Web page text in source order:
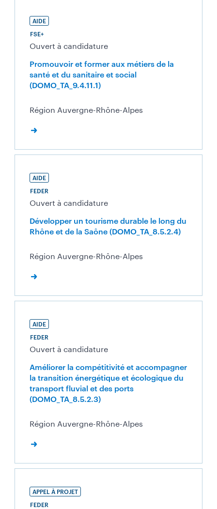
AIDE
FSE+
Ouvert à candidature
Promouvoir et former aux métiers de la
santé et du sanitaire et social
(DOMO_TA_9.4.11.1)
Région Auvergne-Rhône-Alpes
AIDE
FEDER
Ouvert à candidature
Développer un tourisme durable le long du
Rhône et de la Saône (DOMO_TA_8.5.2.4)
Région Auvergne-Rhône-Alpes
AIDE
FEDER
Ouvert à candidature
Améliorer la compétitivité et accompagner
la transition énergétique et écologique du
transport fluvial et des ports
(DOMO_TA_8.5.2.3)
Région Auvergne-Rhône-Alpes
APPEL À PROJET
FEDER